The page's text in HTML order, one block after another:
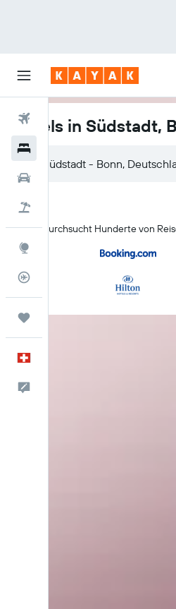
Flüge
Trips
Hotels in Südstadt,
KAYAK durchsucht Hunderte von